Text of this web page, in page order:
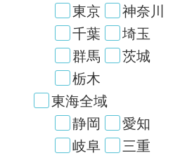
東京
神奈川
千葉
埼玉
群馬
茨城
栃木
東海全域
静岡
愛知
岐阜
三重